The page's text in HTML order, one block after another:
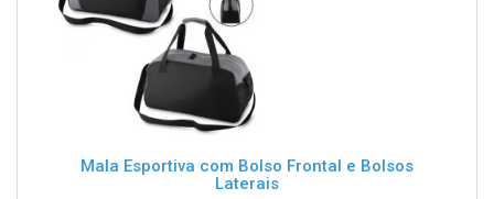
Mala Esportiva com Bolso Frontal e Bolsos
Laterais